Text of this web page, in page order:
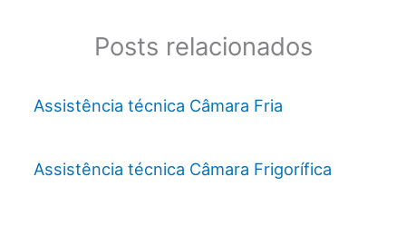
Posts relacionados
Assistência técnica Câmara Fria
Assistência técnica Câmara Frigorífica